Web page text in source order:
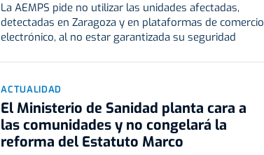
La AEMPS pide no utilizar las unidades afectadas,
detectadas en Zaragoza y en plataformas de comercio
electrónico, al no estar garantizada su seguridad
ACTUALIDAD
El Ministerio de Sanidad planta cara a
las comunidades y no congelará la
reforma del Estatuto Marco